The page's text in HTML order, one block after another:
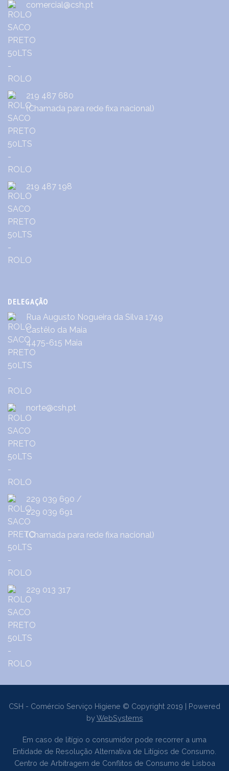
comercial@csh.pt
219 487 680
(Chamada para rede fixa nacional)
219 487 198
DELEGAÇÃO
Rua Augusto Nogueira da Silva 1749
Castêlo da Maia
4475-615 Maia
norte@csh.pt
229 039 690 /
229 039 691
(Chamada para rede fixa nacional)
229 013 317
CSH - Comércio Serviço Higiene © Copyright 2019 | Powered
byWebSystems
Em caso de litígio o consumidor pode recorrer a uma
Entidade de Resolução Alternativa de Litígios de Consumo.
Centro de Arbitragem de Conflitos de Consumo de Lisboa